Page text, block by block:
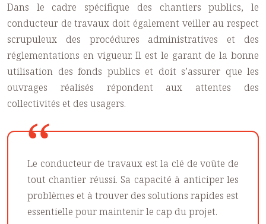
Dans le cadre spécifique des chantiers publics, le
conducteur de travaux doit également veiller au respect
scrupuleux des procédures administratives et des
réglementations en vigueur. Il est le garant de la bonne
utilisation des fonds publics et doit s’assurer que les
ouvrages réalisés répondent aux attentes des
collectivités et des usagers.
Le conducteur de travaux est la clé de voûte de
tout chantier réussi. Sa capacité à anticiper les
problèmes et à trouver des solutions rapides est
essentielle pour maintenir le cap du projet.